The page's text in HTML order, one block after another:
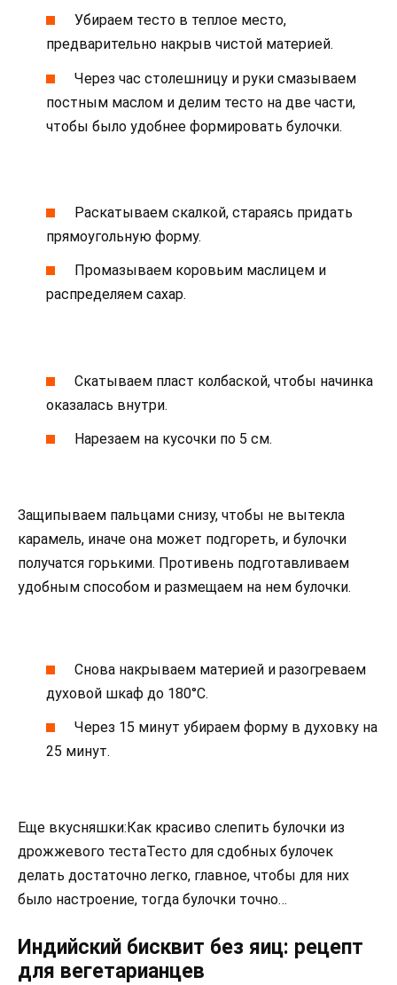
Убираем тесто в теплое место,
предварительно накрыв чистой материей.
Через час столешницу и руки смазываем
постным маслом и делим тесто на две части,
чтобы было удобнее формировать булочки.
Раскатываем скалкой, стараясь придать
прямоугольную форму.
Промазываем коровьим маслицем и
распределяем сахар.
Скатываем пласт колбаской, чтобы начинка
оказалась внутри.
Нарезаем на кусочки по 5 см.
Защипываем пальцами снизу, чтобы не вытекла
карамель, иначе она может подгореть, и булочки
получатся горькими. Противень подготавливаем
удобным способом и размещаем на нем булочки.
Снова накрываем материей и разогреваем
духовой шкаф до 180°С.
Через 15 минут убираем форму в духовку на
25 минут.
Еще вкусняшки:Как красиво слепить булочки из
дрожжевого тестаТесто для сдобных булочек
делать достаточно легко, главное, чтобы для них
было настроение, тогда булочки точно…
Индийский бисквит без яиц: рецепт
для вегетарианцев